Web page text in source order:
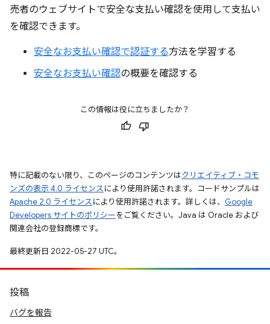
売者のウェブサイトで安全な支払い確認を使用して支払い
を確認できます。
安全なお支払い確認で認証する方法を学習する
安全なお支払い確認の概要を確認する
この情報は役に立ちましたか？
特に記載のない限り、このページのコンテンツはクリエイティブ・コモ
ンズの表示 4.0 ライセンスにより使用許諾されます。コードサンプルは
Apache 2.0 ライセンスにより使用許諾されます。詳しくは、 Google
Developers サイトのポリシーをご覧ください。Java は Oracle および
関連会社の登録商標です。
最終更新日 2022-05-27 UTC。
投稿
バグを報告